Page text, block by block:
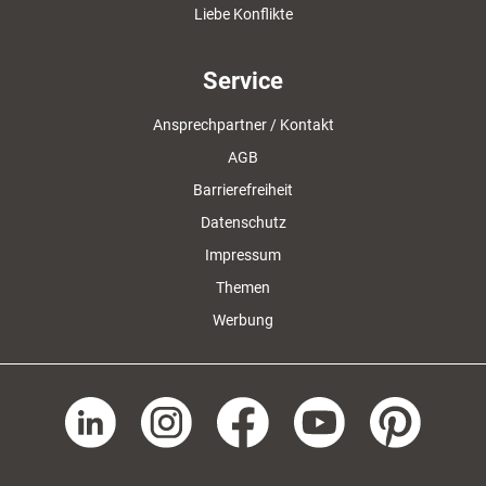
Liebe Konflikte
Service
Ansprechpartner / Kontakt
AGB
Barrierefreiheit
Datenschutz
Impressum
Themen
Werbung